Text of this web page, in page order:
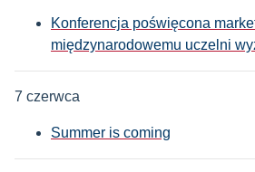
Konferencja poświęcona
międzynarodowemu uczelni
7 czerwca
Summer is coming